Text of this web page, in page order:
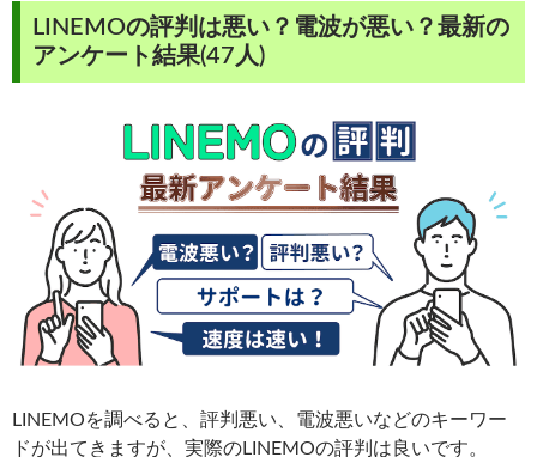
LINEMOの評判は悪い？電波が悪い？最新の
アンケート結果(47人)
LINEMOを調べると、評判悪い、電波悪いなどのキーワー
ドが出てきますが、実際のLINEMOの評判は良いです。